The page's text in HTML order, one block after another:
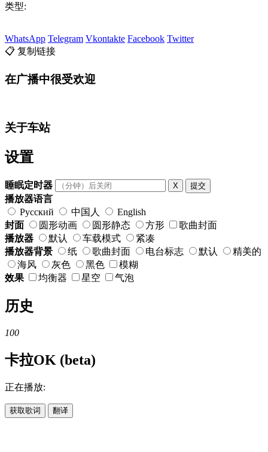
类型:
WhatsApp Telegram Vkontakte Facebook Twitter
📋 复制链接
在广播中很受欢迎
关于车站
设置
睡眠定时器 X 提交
播放器语言
Русский
中国人
English
封面
圆形动画 圆形静态 方形
歌曲封面
播放器
默认 车载模式
紧凑
播放器背景
纸 歌曲封面 电台标志 默认
精美的
海风
灰色 黑色
模糊
效果
均衡器 星空 气泡
历史
100
卡拉OK (beta)
正在播放:
获取歌词 翻译